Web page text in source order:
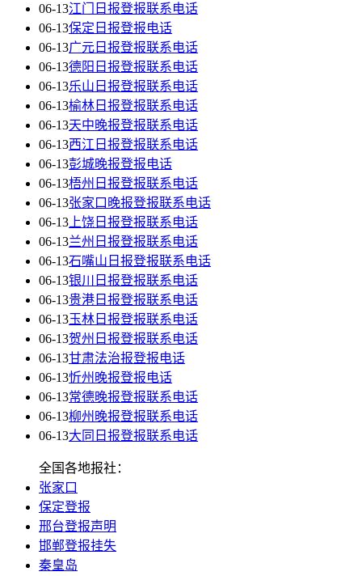
06-13江门日报登报联系电话
06-13保定日报登报电话
06-13广元日报登报联系电话
06-13德阳日报登报联系电话
06-13乐山日报登报联系电话
06-13榆林日报登报联系电话
06-13天中晚报登报联系电话
06-13西江日报登报联系电话
06-13彭城晚报登报电话
06-13梧州日报登报联系电话
06-13张家口晚报登报联系电话
06-13 上饶日报登报联系电话
06-13兰州日报登报联系电话
06-13石嘴山日报登报联系电话
06-13银川日报登报联系电话
06-13贵港日报登报联系电话
06-13玉林日报登报联系电话
06-13贺州日报登报联系电话
06-13甘肃法治报登报电话
06-13忻州晚报登报电话
06-13常德晚报登报联系电话
06-13柳州晚报登报联系电话
06-13大同日报登报联系电话
全国各地报社：
张家口
保定登报
邢台登报声明
邯郸登报挂失
秦皇岛